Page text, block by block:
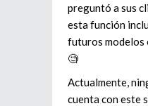
preguntó a sus
esta función
futuros modelos
🧐
Actualmente,
cuenta con este